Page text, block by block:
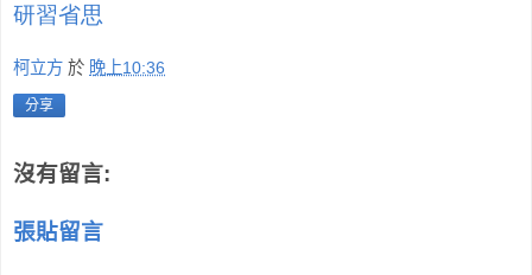
研習省思
柯立方 於 晚上10:36
分享
沒有留言:
張貼留言